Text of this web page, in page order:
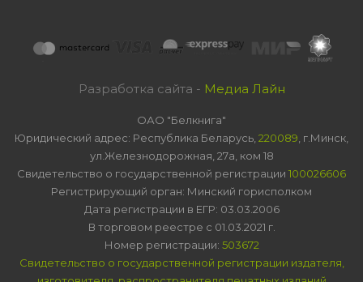
Разработка сайта - Медиа Лайн
ОАО "Белкнига"
Юридический адрес: Республика Беларусь, 220089 , г.Минск,
ул.Железнодорожная, 27а, ком 18
Свидетельство о государственной регистрации 100026606
Регистрирующий орган: Минский горисполком
Дата регистрации в ЕГР: 03.03.2006
В торговом реестре с 01.03.2021 г.
Номер регистрации: 503672
Свидетельство о государственной регистрации издателя,